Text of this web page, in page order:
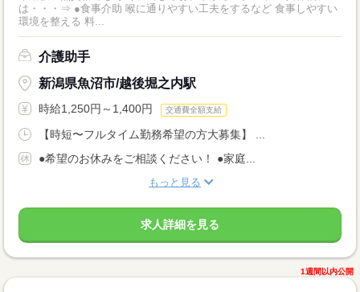
は・・・⇒ ●食事介助 喉に通りやすい工夫をするなど 食事しやすい
環境を整える 料...
介護助手
新潟県魚沼市/越後堀之内駅
時給1,250円～1,400円 交通費全額支給
【時短〜フルタイム勤務希望の方大募集】 ...
●希望のお休みをご相談ください！ ●家庭...
もっと見る
求人詳細を見る
1週間以内公開